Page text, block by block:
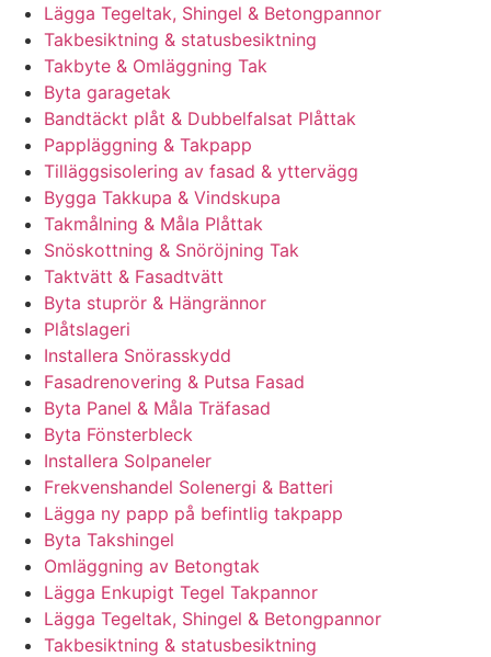
Lägga Tegeltak, Shingel & Betongpannor
Takbesiktning & statusbesiktning
Takbyte & Omläggning Tak
Byta garagetak
Bandtäckt plåt & Dubbelfalsat Plåttak
Pappläggning & Takpapp
Tilläggsisolering av fasad & yttervägg
Bygga Takkupa & Vindskupa
Takmålning & Måla Plåttak
Snöskottning & Snöröjning Tak
Taktvätt & Fasadtvätt
Byta stuprör & Hängrännor
Plåtslageri
Installera Snörasskydd
Fasadrenovering & Putsa Fasad
Byta Panel & Måla Träfasad
Byta Fönsterbleck
Installera Solpaneler
Frekvenshandel Solenergi & Batteri
Lägga ny papp på befintlig takpapp
Byta Takshingel
Omläggning av Betongtak
Lägga Enkupigt Tegel Takpannor
Lägga Tegeltak, Shingel & Betongpannor
Takbesiktning & statusbesiktning